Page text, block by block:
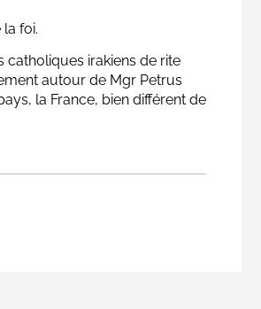
foi.
catholiques irakiens de rite
autour de Mgr Petrus
la France, bien différent de